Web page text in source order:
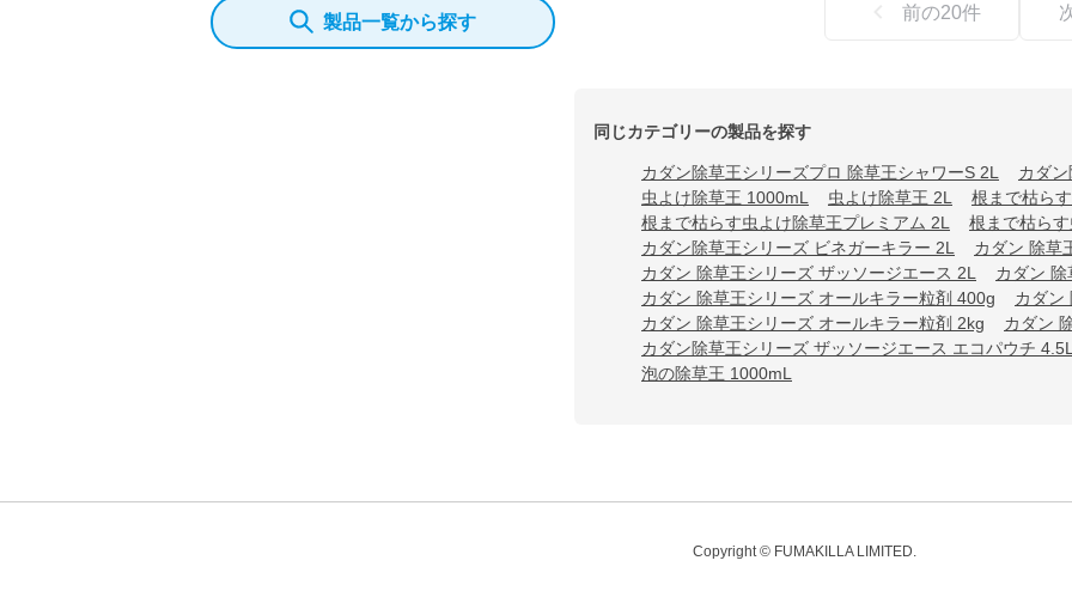
製品一覧から探す 前の20件
同じカテゴリーの製品を探す
カダン除草王シリーズプロ 除草王シャワーS 2L
カダ
虫よけ除草王 1000mL
虫よけ除草王 2L
根まで枯ら
根まで枯らす虫よけ除草王プレミアム 2L
根まで枯ら
カダン除草王シリーズ ビネガーキラー 2L
カダン 除草
カダン 除草王シリーズ ザッソージエース 2L
カダン 除
カダン 除草王シリーズ オールキラー粒剤 400g
カダン
カダン 除草王シリーズ オールキラー粒剤 2kg
カダン
カダン除草王シリーズ ザッソージエース エコパウチ 4.5L
泡の除草王 1000mL
Copyright © FUMAKILLA LIMITED.